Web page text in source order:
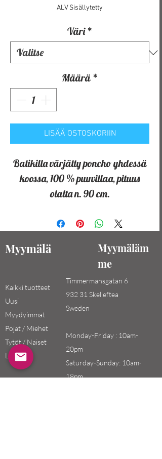
ALV Sisällytetty
Väri *
Määrä *
LISÄÄ OSTOSKORIIN
Batikilla värjätty poncho yhdessä
koossa, 100 % puuvillaa, pituus
olalta n. 90 cm.
Myymälä
Myymäläm
me
Kaikki tuotteet
Uusi
Myydyimmät
Pojat / Miehet
Tytöt / Naiset
Lapset
Timmermansgatan 6
932 31 Skelleftea
Sweden
Monday-Friday : 10am-
20pm
Saturday-Sunday: 10am-
18pm